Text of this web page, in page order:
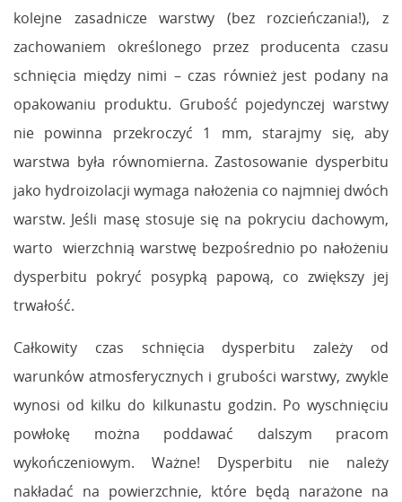
kolejne zasadnicze warstwy (bez rozcieńczania!), z
zachowaniem określonego przez producenta czasu
schnięcia między nimi – czas również jest podany na
opakowaniu produktu. Grubość pojedynczej warstwy
nie powinna przekroczyć 1 mm, starajmy się, aby
warstwa była równomierna. Zastosowanie dysperbitu
jako hydroizolacji wymaga nałożenia co najmniej dwóch
warstw. Jeśli masę stosuje się na pokryciu dachowym,
warto wierzchnią warstwę bezpośrednio po nałożeniu
dysperbitu pokryć posypką papową, co zwiększy jej
trwałość.
Całkowity czas schnięcia dysperbitu zależy od
warunków atmosferycznych i grubości warstwy, zwykle
wynosi od kilku do kilkunastu godzin. Po wyschnięciu
powłokę można poddawać dalszym pracom
wykończeniowym. Ważne! Dysperbitu nie należy
nakładać na powierzchnie, które będą narażone na